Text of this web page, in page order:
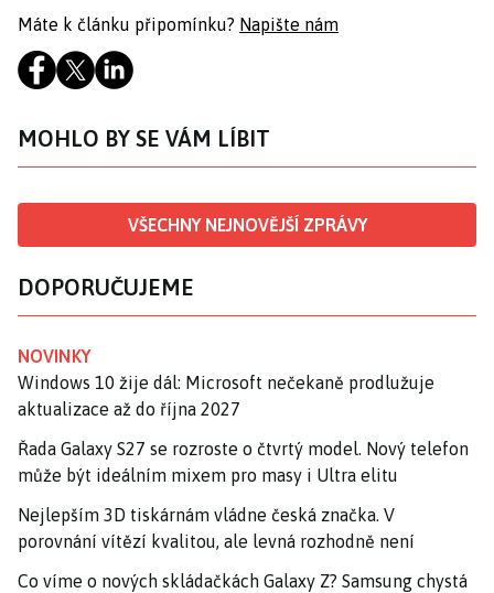
Máte k článku připomínku? Napište nám
MOHLO BY SE VÁM LÍBIT
VŠECHNY NEJNOVĚJŠÍ ZPRÁVY
DOPORUČUJEME
NOVINKY
Windows 10 žije dál: Microsoft nečekaně prodlužuje
aktualizace až do října 2027
Řada Galaxy S27 se rozroste o čtvrtý model. Nový telefon
může být ideálním mixem pro masy i Ultra elitu
Nejlepším 3D tiskárnám vládne česká značka. V
porovnání vítězí kvalitou, ale levná rozhodně není
Co víme o nových skládačkách Galaxy Z? Samsung chystá